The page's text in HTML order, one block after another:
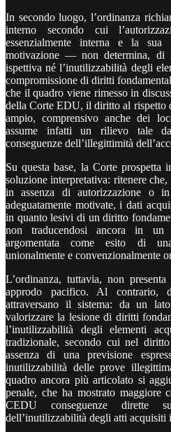
In secondo luogo, l’ordinanza
interno secondo cui
essenzialmente interna e la
motivazione — non determina, di
ispettiva né l’inutilizzabilità degli
compromissione di diritti
che il quadro viene rimesso in
della Corte EDU, il diritto al
ampio, comprensivo anche dei
assume infatti un rilievo tale
conseguenze dell’illegittimità
Su questa base, la Corte prospetta
soluzione interpretativa: ritenere
in assenza di autorizzazione o
adeguatamente motivate, i dati
in quanto lesivi di un diritto
non traducendosi ancora in un
argomentata come esito di
unionalmente e convenzionalmente
L’ordinanza, tuttavia, non
approdo pacifico. Al contrario,
attraversano il sistema: da un
valorizzare la lesione di diritti
l’inutilizzabilità degli elementi
tradizionale, secondo cui nel
assenza di una previsione
inutilizzabilità delle prove
quadro ancora più articolato si
penale, che ha mostrato maggiore
CEDU conseguenze dirette
dell’inutilizzabilità degli atti acquisiti